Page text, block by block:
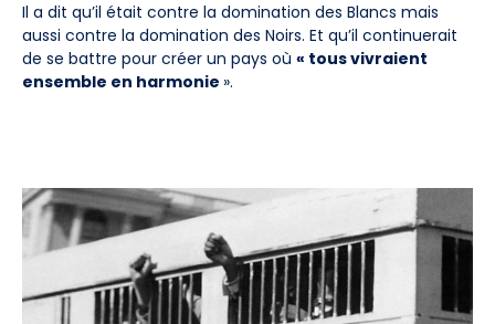
Il a dit qu’il était contre la domination des Blancs mais
aussi contre la domination des Noirs. Et qu’il continuerait
de se battre pour créer un pays où « tous vivraient
ensemble en harmonie ».